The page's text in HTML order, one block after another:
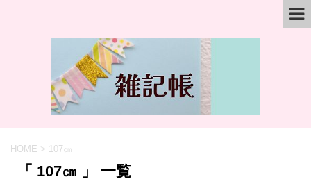
HOME > 107㎝
「 107㎝ 」 一覧